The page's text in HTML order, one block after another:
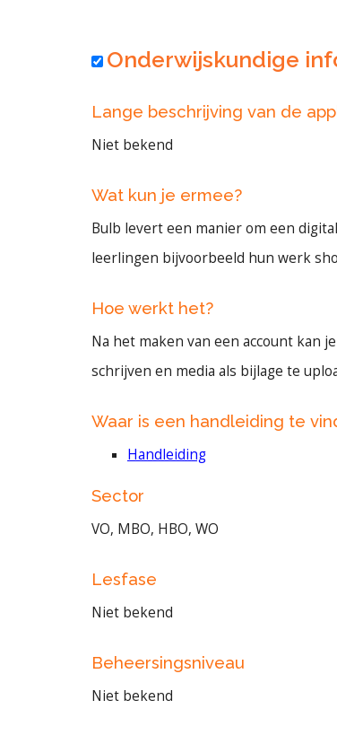
Onderwijskundige
Lange beschrijving van de
Niet bekend
Wat kun je ermee?
Bulb levert een manier om een
leerlingen bijvoorbeeld hun werk
Hoe werkt het?
Na het maken van een account kan
schrijven en media als bijlage te
Waar is een handleiding te
Handleiding
Sector
VO, MBO, HBO, WO
Lesfase
Niet bekend
Beheersingsniveau
Niet bekend